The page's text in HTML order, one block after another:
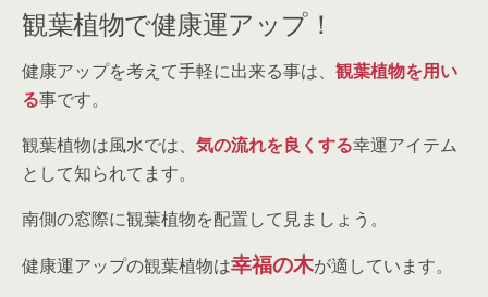
観葉植物で健康運アップ！
健康アップを考えて手軽に出来る事は、 観葉植物を用い
る事です。
観葉植物は風水では、 気の流れを良くする幸運アイテム
として知られてます。
南側の窓際に観葉植物を配置して見ましょう。
健康運アップの観葉植物は幸福の木が適しています。